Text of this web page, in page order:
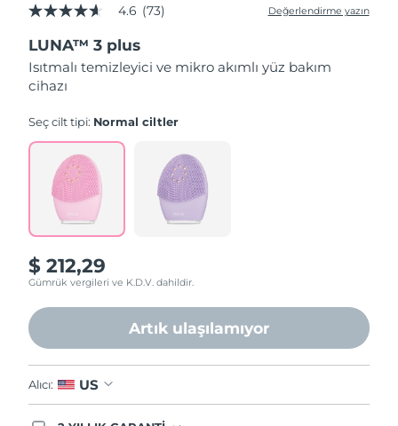
5
4.6
yıldız,
ortalama
puan
Read
73
Reviews.
sayfa
bağlantısı.
4.6 (73) Değerlendirme yazın
LUNA™ 3 plus
Isıtmalı temizleyici ve mikro akımlı yüz bakım
cihazı
Seç cilt tipi: Normal ciltler
$ 212,29
Gümrük vergileri ve K.D.V. dahildir.
Artık ulaşılamıyor
Alıcı: US